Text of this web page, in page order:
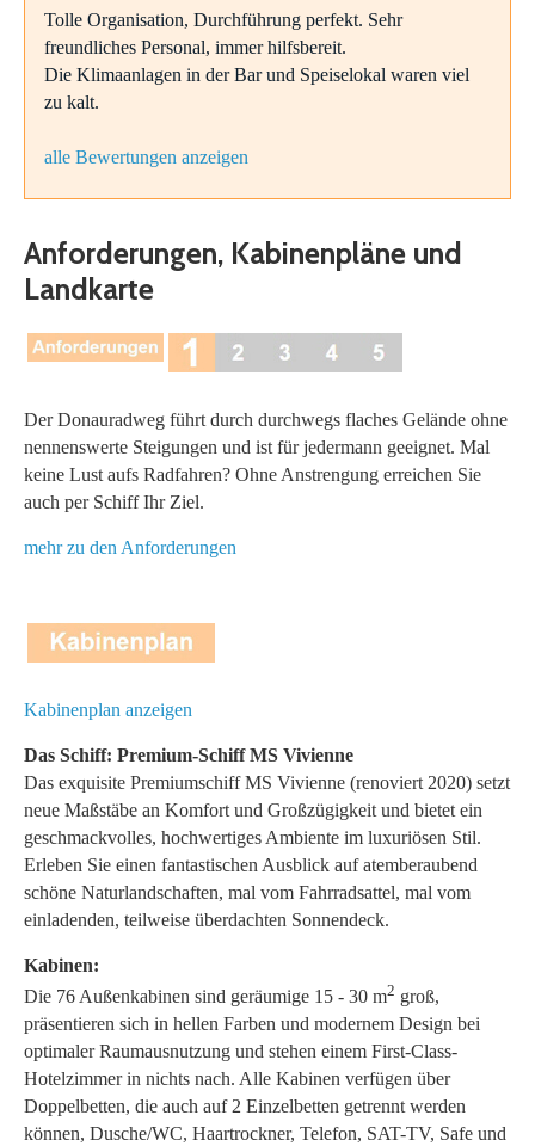
Tolle Organisation, Durchführung perfekt. Sehr
freundliches Personal, immer hilfsbereit.
Die Klimaanlagen in der Bar und Speiselokal waren viel
zu kalt.
alle Bewertungen anzeigen
Anforderungen, Kabinenpläne und
Landkarte
Der Donauradweg führt durch durchwegs flaches Gelände ohne
nennenswerte Steigungen und ist für jedermann geeignet. Mal
keine Lust aufs Radfahren? Ohne Anstrengung erreichen Sie
auch per Schiff Ihr Ziel.
mehr zu den Anforderungen
Kabinenplan anzeigen
Das Schiff: Premium-Schiff MS Vivienne
Das exquisite Premiumschiff MS Vivienne (renoviert 2020) setzt
neue Maßstäbe an Komfort und Großzügigkeit und bietet ein
geschmackvolles, hochwertiges Ambiente im luxuriösen Stil.
Erleben Sie einen fantastischen Ausblick auf atemberaubend
schöne Naturlandschaften, mal vom Fahrradsattel, mal vom
einladenden, teilweise überdachten Sonnendeck.
Kabinen:
Die 76 Außenkabinen sind geräumige 15 - 30 m2 groß,
präsentieren sich in hellen Farben und modernem Design bei
optimaler Raumausnutzung und stehen einem First-Class-
Hotelzimmer in nichts nach. Alle Kabinen verfügen über
Doppelbetten, die auch auf 2 Einzelbetten getrennt werden
können, Dusche/WC, Haartrockner, Telefon, SAT-TV, Safe und